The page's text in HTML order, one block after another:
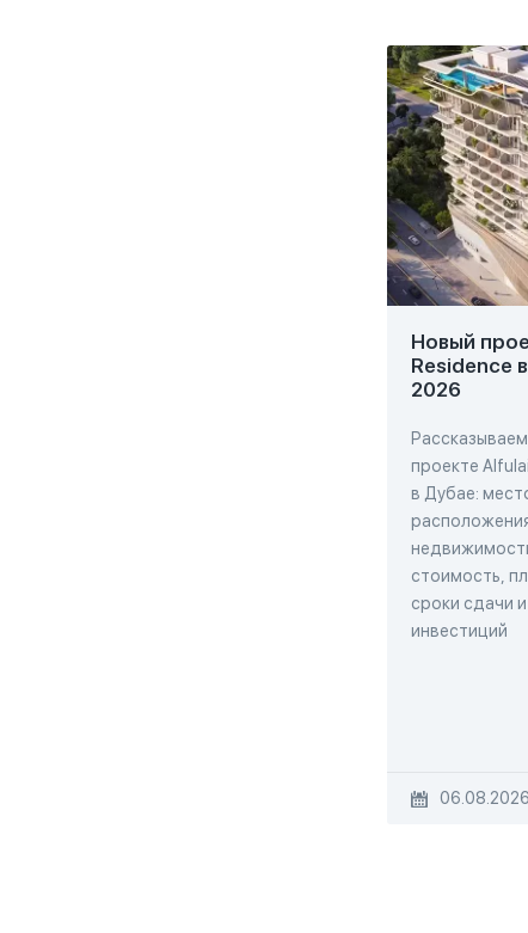
Новый
Residence
2026
проекте
в Дубае:
стоимость,
сроки сдачи
инвестиций
06.08.2026